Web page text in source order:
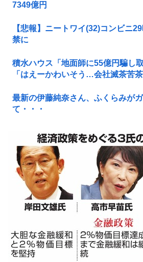
7349億円
【悲報】ニートワイ(32)コンビニ
禁に
積水ハウス「地面師に55億円騙し
「はえーかわいそう…会社滅茶苦茶
最新の伊藤純奈さん、ふくらみが
て・・・